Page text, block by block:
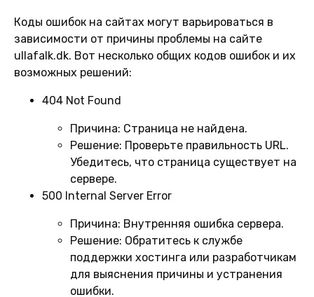
Коды ошибок на сайтах могут варьироваться в
зависимости от причины проблемы на сайте
ullafalk.dk. Вот несколько общих кодов ошибок и их
возможных решений:
404 Not Found
Причина: Страница не найдена.
Решение: Проверьте правильность URL.
Убедитесь, что страница существует на
сервере.
500 Internal Server Error
Причина: Внутренняя ошибка сервера.
Решение: Обратитесь к службе
поддержки хостинга или разработчикам
для выяснения причины и устранения
ошибки.